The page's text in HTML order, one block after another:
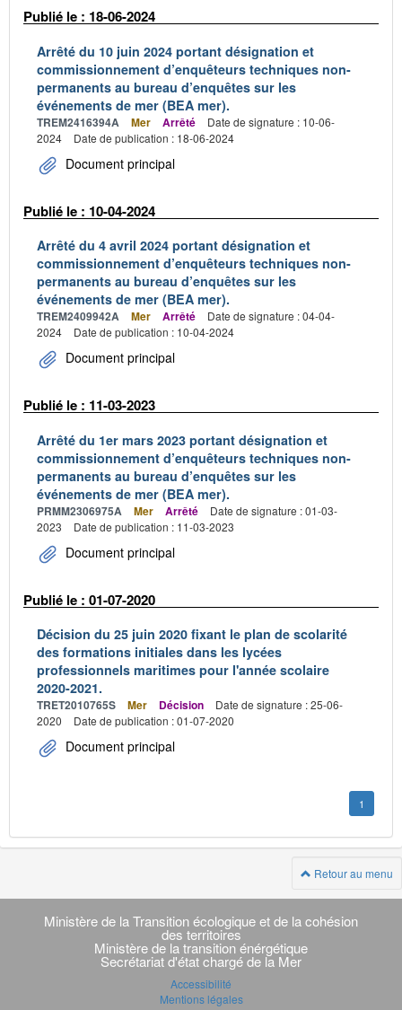
Publié le : 18-06-2024
Arrêté du 10 juin 2024 portant désignation et
commissionnement d’enquêteurs techniques non-
permanents au bureau d’enquêtes sur les
événements de mer (BEA mer).
TREM2416394A Mer Arrêté
Date de signature : 10-06-
2024
Date de publication : 18-06-2024
Document principal
Publié le : 10-04-2024
Arrêté du 4 avril 2024 portant désignation et
commissionnement d’enquêteurs techniques non-
permanents au bureau d’enquêtes sur les
événements de mer (BEA mer).
TREM2409942A Mer Arrêté
Date de signature : 04-04-
2024
Date de publication : 10-04-2024
Document principal
Publié le : 11-03-2023
Arrêté du 1er mars 2023 portant désignation et
commissionnement d’enquêteurs techniques non-
permanents au bureau d’enquêtes sur les
événements de mer (BEA mer).
PRMM2306975A Mer Arrêté
Date de signature : 01-03-
2023
Date de publication : 11-03-2023
Document principal
Publié le : 01-07-2020
Décision du 25 juin 2020 fixant le plan de scolarité
des formations initiales dans les lycées
professionnels maritimes pour l'année scolaire
2020-2021.
TRET2010765S Mer Décision
Date de signature : 25-06-
2020
Date de publication : 01-07-2020
Document principal
1
Retour au menu
Navigation
transverse
Ministère de la Transition écologique et de la cohésion
des territoires
Ministère de la transition énérgétique
Secrétariat d'état chargé de la Mer
Accessibilité
Mentions légales